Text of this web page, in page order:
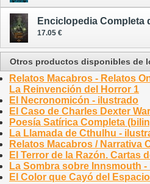
17.05 €
Otros productos disponibles de
Relatos Macabros - Relatos
La Reinvención del Horror 1
El Necronomicón - ilustrado
El Caso de Charles Dexter
Poesía Satírica Completa
La Llamada de Cthulhu -
Relatos Macabros / Narrativa
El Terror de la Razón. Cartas
La Sombra sobre Innsmouth
El Color que Cayó del